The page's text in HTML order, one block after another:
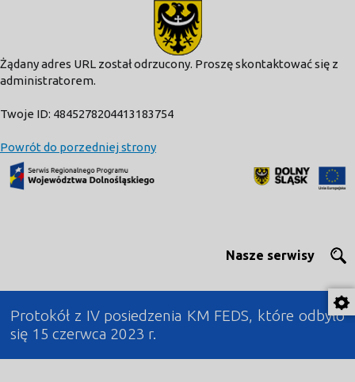
Żądany adres URL został odrzucony. Proszę skontaktować się z
administratorem.
Twoje ID: 4845278204413183754
Powrót do porzedniej strony
Nasze serwisy
Protokół z IV posiedzenia KM FEDS, które odbyło
się 15 czerwca 2023 r.
modal-check